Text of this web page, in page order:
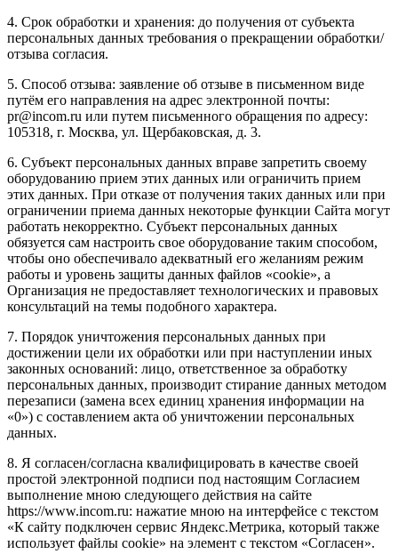
4. Срок обработки и хранения: до получения от субъекта
персональных данных требования о прекращении обработки/
отзыва согласия.
5. Способ отзыва: заявление об отзыве в письменном виде
путём его направления на адрес электронной почты:
pr@incom.ru или путем письменного обращения по адресу:
105318, г. Москва, ул. Щербаковская, д. 3.
6. Субъект персональных данных вправе запретить своему
оборудованию прием этих данных или ограничить прием
этих данных. При отказе от получения таких данных или при
ограничении приема данных некоторые функции Сайта могут
работать некорректно. Субъект персональных данных
обязуется сам настроить свое оборудование таким способом,
чтобы оно обеспечивало адекватный его желаниям режим
работы и уровень защиты данных файлов «cookie», а
Организация не предоставляет технологических и правовых
консультаций на темы подобного характера.
7. Порядок уничтожения персональных данных при
достижении цели их обработки или при наступлении иных
законных оснований: лицо, ответственное за обработку
персональных данных, производит стирание данных методом
перезаписи (замена всех единиц хранения информации на
«0») с составлением акта об уничтожении персональных
данных.
8. Я согласен/согласна квалифицировать в качестве своей
простой электронной подписи под настоящим Согласием
выполнение мною следующего действия на сайте
https://www.incom.ru: нажатие мною на интерфейсе с текстом
«К сайту подключен сервис Яндекс.Метрика, который также
использует файлы cookie» на элемент с текстом «Согласен».